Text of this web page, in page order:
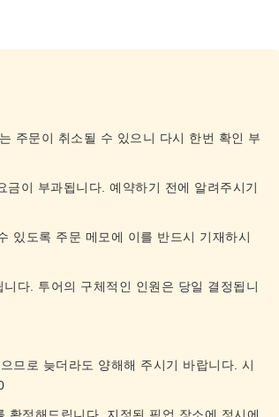
주문이 취소될 수 있으니 다시 한번 확인 부
이 부과됩니다. 예약하기 전에 알려주시기
있도록 주문 메모에 이를 반드시 기재하시
다. 투어의 구체적인 인원은 당일 결정됩니
므로 늦더라도 양해해 주시기 바랍니다. 시